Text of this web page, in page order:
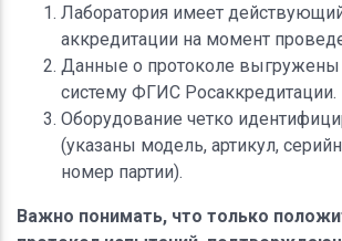
Лаборатория имеет действующий
аккредитации на момент
Данные о протоколе
систему ФГИС Росаккредитации.
Оборудование четко
(указаны модель, артикул,
номер партии).
Важно понимать, что только